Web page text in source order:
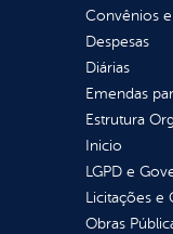
Convênios e
Despesas
Diárias
Emendas
Estrutura
Inicio
LGPD e
Licitações e
Obras